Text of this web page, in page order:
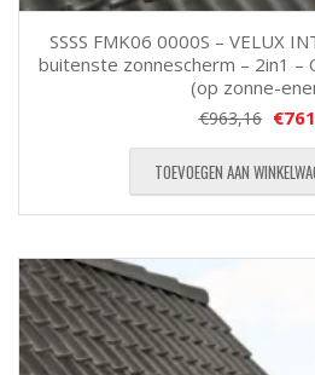
SSSS FMK06 0000S – VELUX
buitenste zonnescherm – 2in1 –
(op zonne-
€963,16 €
TOEVOEGEN AAN